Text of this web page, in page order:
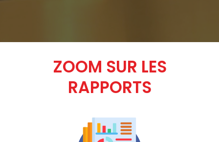
ZOOM SUR LES
RAPPORTS